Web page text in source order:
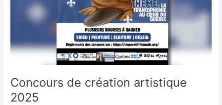
Concours de création artistique
2025